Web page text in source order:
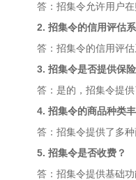
答：招集令允许用户
2. 招集令的信用评估
答：招集令的信用评
3. 招集令是否提供保
答：是的，招集令提
4. 招集令的商品种类
答：招集令提供了多
5. 招集令是否收费？
答：招集令提供基础